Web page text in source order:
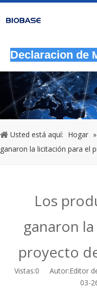
Declaracion de
Usted está aquí: Hogar »
ganaron la licitación para el
Los
ganaron
proyecto
Vistas:0 Autor:Editor
03-